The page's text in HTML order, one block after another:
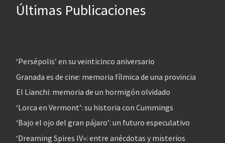
Últimas Publicaciones
‘Persépolis’ en su veinticinco aniversario
Granada es de cine: memoria fílmica de una provincia
El Lianchi: memoria de un hormigón olvidado
‘Lorca en Vermont’: su historia con Cummings
‘Bajo el ojo del gran pájaro’: un futuro especulativo
‘Dreaming Spires IV»: entre anécdotas y misterios